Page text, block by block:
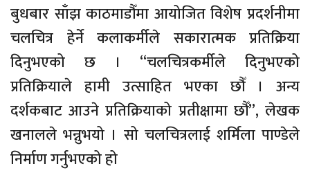
बुधबार साँझ काठमाडौँमा आयोजित विशेष प्रदर्शनीमा
चलचित्र हेर्ने कलाकर्मीले सकारात्मक प्रतिक्रिया
दिनुभएको छ । “चलचित्रकर्मीले दिनुभएको
प्रतिक्रियाले हामी उत्साहित भएका छौँ । अन्य
दर्शकबाट आउने प्रतिक्रियाको प्रतीक्षामा छौँ”, लेखक
खनालले भन्नुभयो । सो चलचित्रलाई शर्मिला पाण्डेले
निर्माण गर्नुभएको हो